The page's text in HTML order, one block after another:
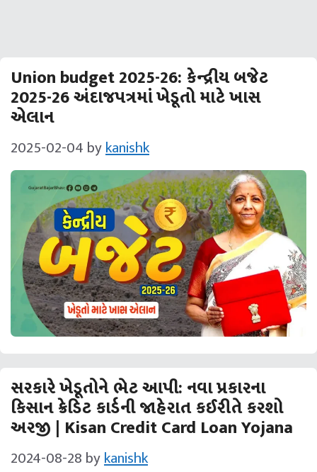
Union budget 2025-26: કેન્દ્રીય બજેટ
2025-26 અંદાજપત્રમાં ખેડૂતો માટે ખાસ
એલાન
2025-02-04 bykanishk
સરકારે ખેડૂતોને ભેટ આપી: નવા પ્રકારના
કિસાન ક્રેડિટ કાર્ડની જાહેરાત કઈરીતે કરશો
અરજી | Kisan Credit Card Loan Yojana
2024-08-28 bykanishk